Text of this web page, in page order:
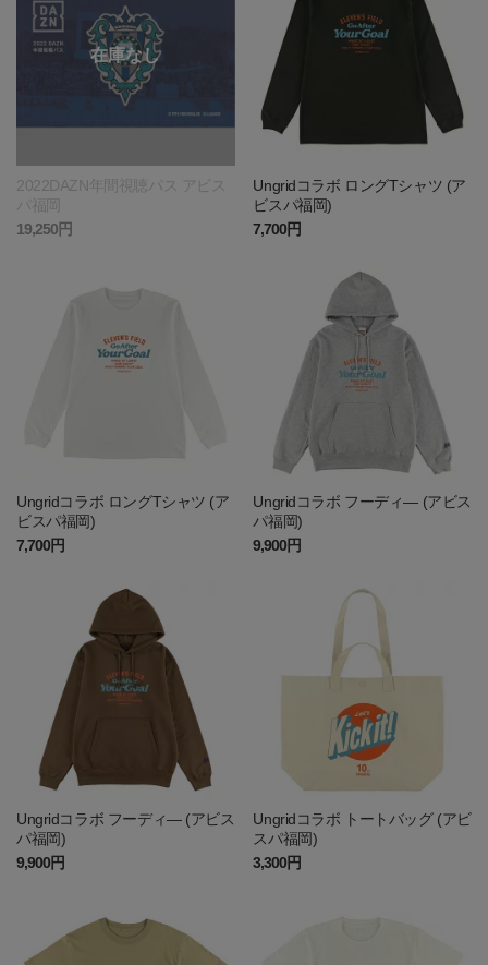
2022DAZN年間視聴パス アビス
パ福岡
19,250円
Ungridコラボ ロングTシャツ (ア
ビスパ福岡)
7,700円
Ungridコラボ ロングTシャツ (ア
ビスパ福岡)
7,700円
Ungridコラボ フーディ― (アビス
パ福岡)
9,900円
Ungridコラボ フーディ― (アビス
パ福岡)
9,900円
Ungridコラボ トートバッグ (アビ
スパ福岡)
3,300円